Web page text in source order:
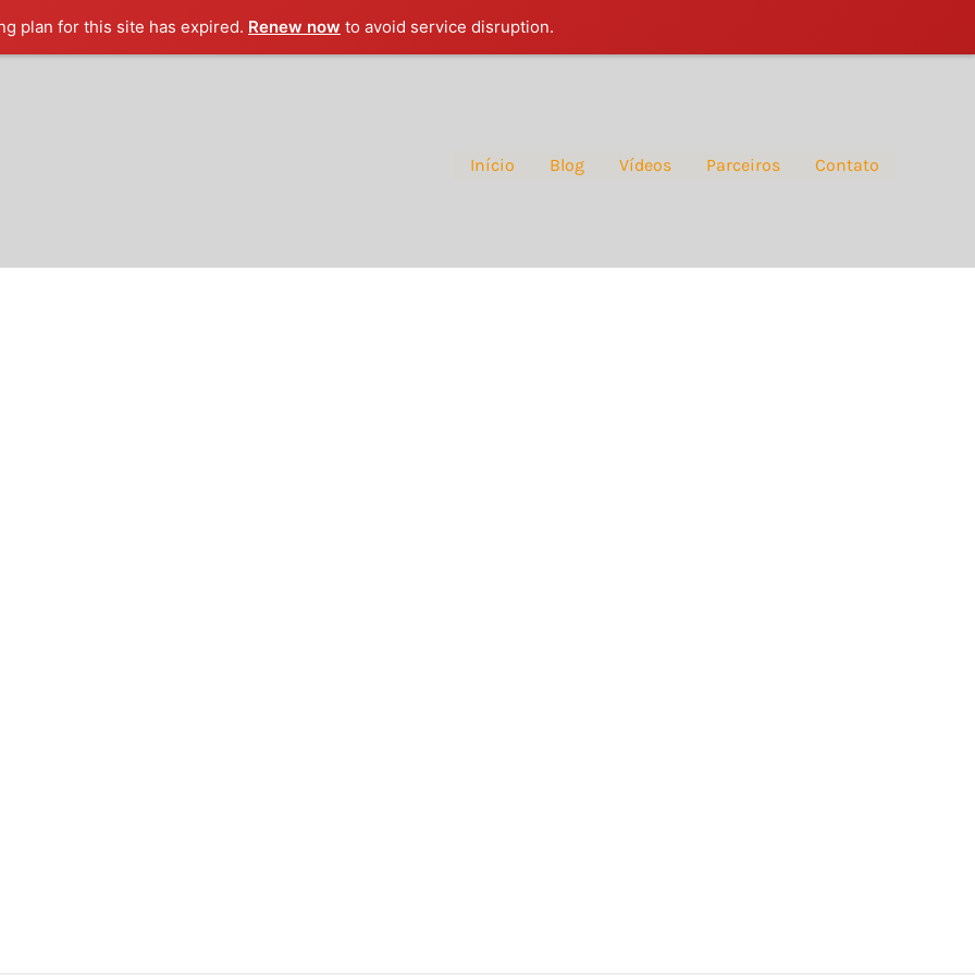
plan for this site has expired. Renew now to avoid service disruption.
Início Blog Vídeos Parceiros Contato